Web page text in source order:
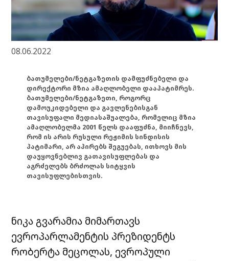
08.06.2022
ბათუმელები/ნეტგაზეთის დამფუძნებელი და
დირექტორი მზია ამაღლობელი დააპატიმრეს.
ბათუმელები/ნეტგაზეთი, როგორც
დამოუკიდებელი და გავლენებისგან
თავისუფალი მედიასაშუალება, რომელიც მზია
ამაღლობელმა 2001 წელს დააფუძნა, მიიჩნევს,
რომ ის არის რუსული რეჟიმის სინდისის
პატიმარი, არ აპირებს შეგუებას, ითხოვს მის
დაუყოვნებლივ გათავისუფლებას და
აგრძელებს ბრძოლას სიტყვის
თავისუფლებისთვის.
ნიკა გვარამია მიმართავს
ევროპარლამენტის პრეზიდენტს
რობერტა მეცოლას, ევროპული